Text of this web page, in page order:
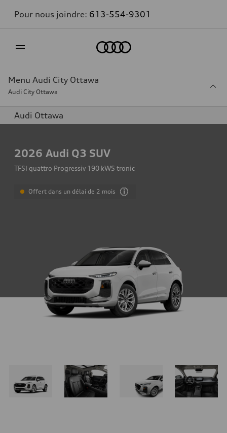
Pour nous joindre: 613-554-9301
Menu Audi City Ottawa
Audi City Ottawa
Audi Ottawa
2026 Audi Q3 SUV
TFSI quattro Progressiv 190 kWS tronic
Offert dans un délai de 2 mois